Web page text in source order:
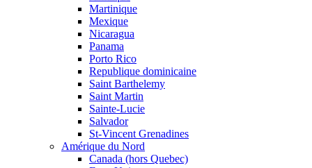
Martinique
Mexique
Nicaragua
Panama
Porto Rico
Republique dominicaine
Saint Barthelemy
Saint Martin
Sainte-Lucie
Salvador
St-Vincent Grenadines
Amérique du Nord
Canada (hors Quebec)